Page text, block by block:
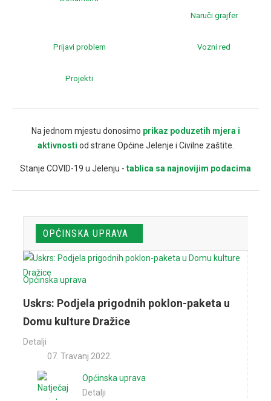
Naruči grajfer
Prijavi problem Vozni red
Projekti
Na jednom mjestu donosimo prikaz poduzetih mjera i
aktivnosti od strane Općine Jelenje i Civilne zaštite.
Stanje COVID-19 u Jelenju - tablica sa najnovijim podacima
OPĆINSKA UPRAVA
Općinska uprava
Uskrs: Podjela prigodnih poklon-paketa u
Domu kulture Dražice
Detalji
07. Travanj 2022.
Općinska uprava
Detalji